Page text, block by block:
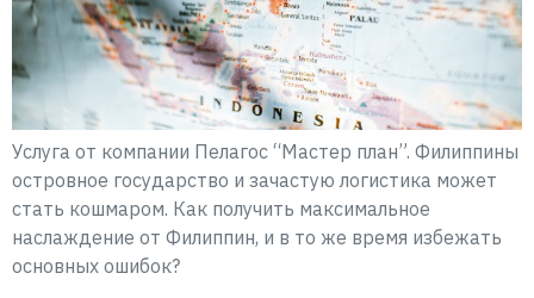
Услуга от компании Пелагос “Мастер план”. Филиппины
островное государство и зачастую логистика может
стать кошмаром. Как получить максимальное
наслаждение от Филиппин, и в то же время избежать
основных ошибок?